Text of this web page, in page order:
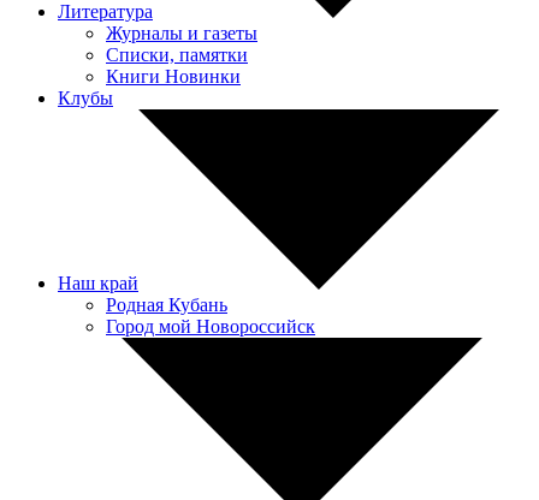
Литература
Журналы и газеты
Списки, памятки
Книги Новинки
Клубы
Наш край
Родная Кубань
Город мой Новороссийск